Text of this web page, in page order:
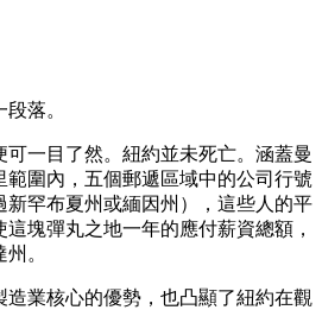
落。
一目了然。紐約並未死亡。涵蓋曼
範圍內，五個郵遞區域中的公司行號
新罕布夏州或緬因州），這些人的平
塊彈丸之地一年的應付薪資總額，
。
造業核心的優勢，也凸顯了紐約在觀